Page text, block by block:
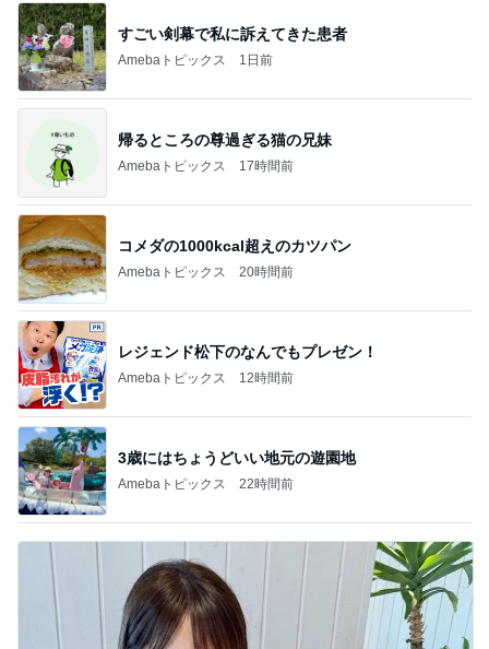
すごい剣幕で私に訴えてきた患者
Amebaトピックス 1日前
帰るところの尊過ぎる猫の兄妹
Amebaトピックス 17時間前
コメダの1000kcal超えのカツパン
Amebaトピックス 20時間前
レジェンド松下のなんでもプレゼン！
Amebaトピックス 12時間前
3歳にはちょうどいい地元の遊園地
Amebaトピックス 22時間前